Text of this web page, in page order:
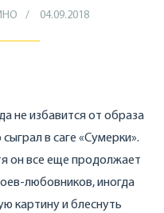
04.09.2018
не избавится от образа
в саге «Сумерки».
он все еще продолжает
любовников, иногда
картину и блеснуть